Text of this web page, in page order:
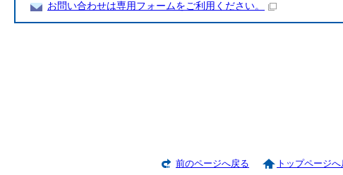
お問い合わせは専用フォームをご利用ください。
前のページへ戻る トップページへ